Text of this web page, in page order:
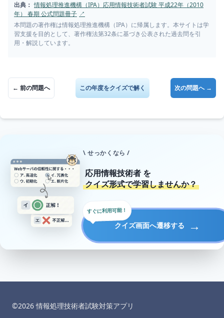
出典： 情報処理推進機構（IPA）応用情報技術者試験 平成22年（2010
年） 春期 公式問題冊子 ↗
本問題の著作権は情報処理推進機構（IPA）に帰属します。本サイトは学
習支援を目的として、著作権法第32条に基づき公表された過去問を引
用・解説しています。
← 前の問題へ この年度をクイズで解く 次の問題へ →
\ せっかくなら /
応用情報技術者 を
クイズ形式で学習しませんか？
クイズ画面へ遷移する →
すぐに利用可能！
©︎2026情報処理技術者試験対策アプリ